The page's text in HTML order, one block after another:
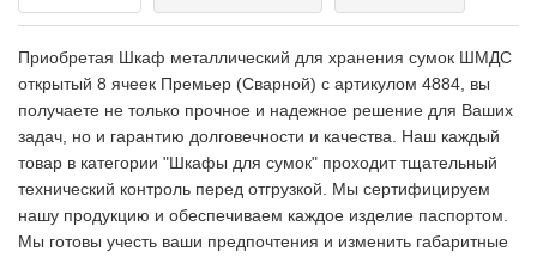
Приобретая Шкаф металлический для хранения сумок ШМДС
открытый 8 ячеек Премьер (Сварной) c артикулом 4884, вы
получаете не только прочное и надежное решение для Ваших
задач, но и гарантию долговечности и качества. Наш каждый
товар в категории "Шкафы для сумок" проходит тщательный
технический контроль перед отгрузкой. Мы сертифицируем
нашу продукцию и обеспечиваем каждое изделие паспортом.
Мы готовы учесть ваши предпочтения и изменить габаритные